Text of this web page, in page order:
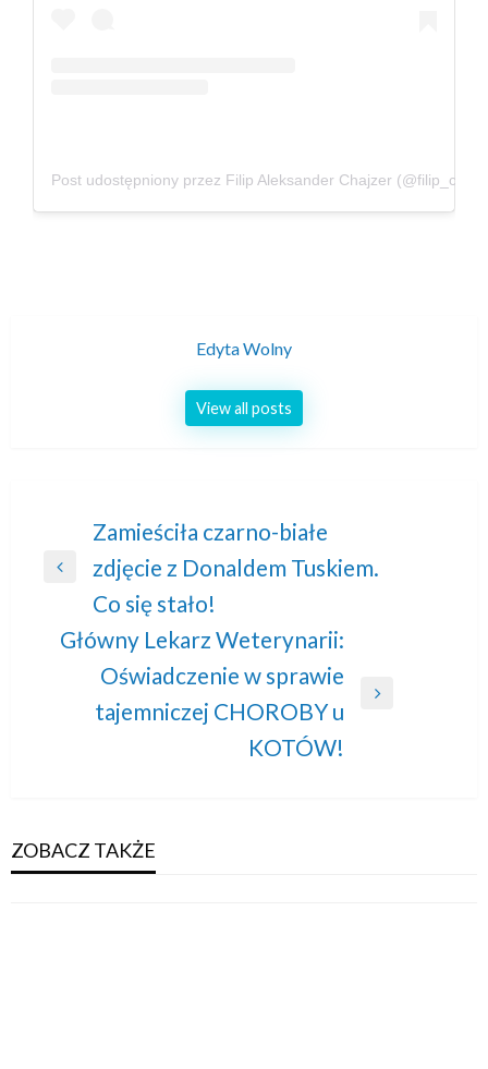
Post udostępniony przez Filip Aleksander Chajzer
Edyta Wolny
View all posts
Nawigacja
wpisu
Previous
Zamieściła czarno-białe
zdjęcie z Donaldem Tuskiem.
Co się stało!
Główny Lekarz Weterynarii:
Oświadczenie w sprawie
tajemniczej CHOROBY u
KOTÓW!
ZOBACZ TAKŻE